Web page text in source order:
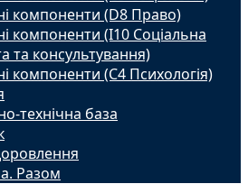
компоненти (D8 Право)
компоненти (I10 Соціальна
та консультування)
компоненти (С4 Психологія)
технічна база
Разом